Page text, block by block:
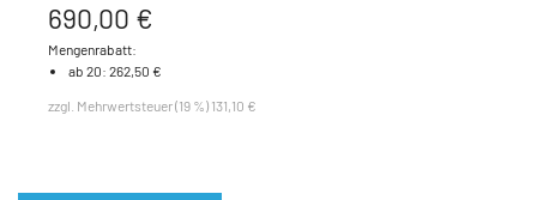
690,00 €
Mengenrabatt:
ab 20: 262,50 €
zzgl. Mehrwertsteuer (19 %) 131,10 €